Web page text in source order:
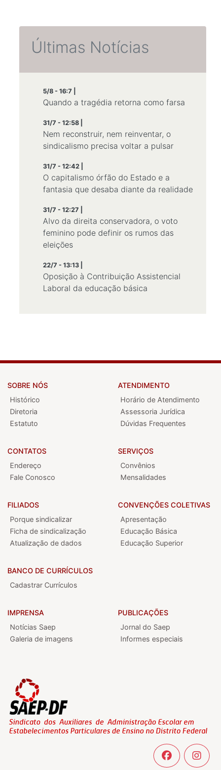
Últimas Notícias
5/8 - 16:7 |
Quando a tragédia retorna como farsa
31/7 - 12:58 |
Nem reconstruir, nem reinventar, o
sindicalismo precisa voltar a pulsar
31/7 - 12:42 |
O capitalismo órfão do Estado e a
fantasia que desaba diante da realidade
31/7 - 12:27 |
Alvo da direita conservadora, o voto
feminino pode definir os rumos das
eleições
22/7 - 13:13 |
Oposição à Contribuição Assistencial
Laboral da educação básica
SOBRE NÓS
Histórico
Diretoria
Estatuto
CONTATOS
Endereço
Fale Conosco
ATENDIMENTO
Horário de Atendimento
Assessoria Jurídica
Dúvidas Frequentes
SERVIÇOS
Convênios
Mensalidades
FILIADOS
Porque sindicalizar
Ficha de sindicalização
Atualização de dados
BANCO DE CURRÍCULOS
Cadastrar Currículos
CONVENÇÕES COLETIVAS
Apresentação
Educação Básica
Educação Superior
IMPRENSA
Notícias Saep
Galeria de imagens
PUBLICAÇÕES
Jornal do Saep
Informes especiais